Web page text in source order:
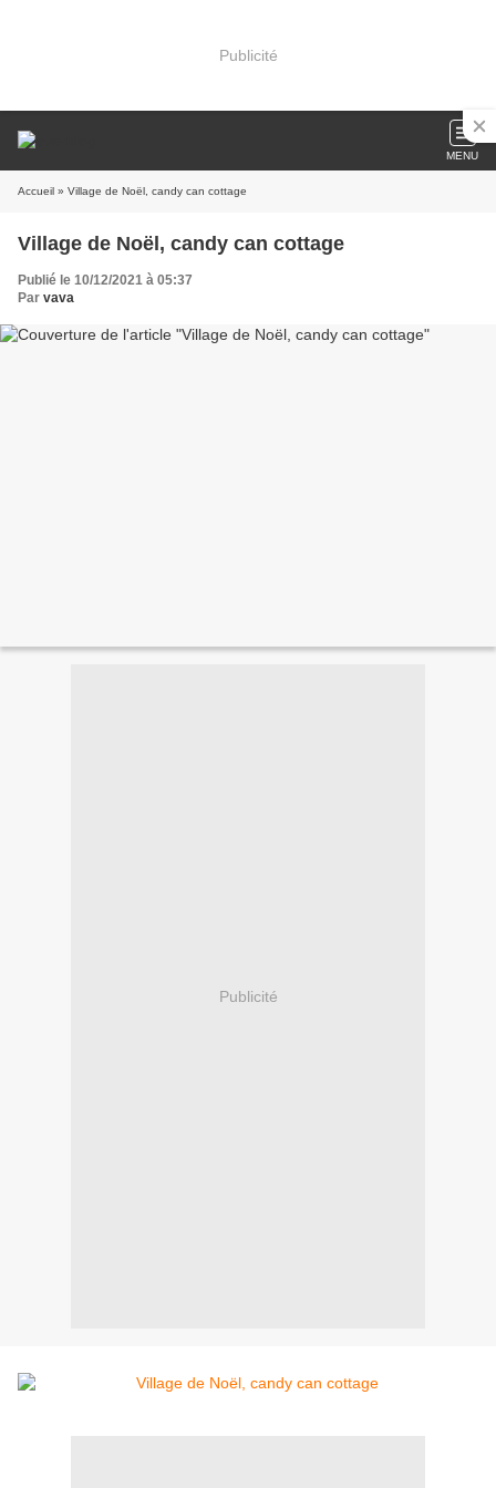
Publicité
MENU
Accueil » Village de Noël, candy can cottage
Village de Noël, candy can cottage
Publié le 10/12/2021 à 05:37
Par vava
Publicité